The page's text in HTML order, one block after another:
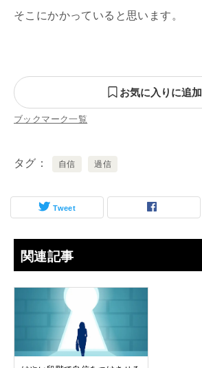
そこにかかっていると思います。
お気に入りに追加
ブックマーク一覧
タグ 自信 過信
Tweet
関連記事